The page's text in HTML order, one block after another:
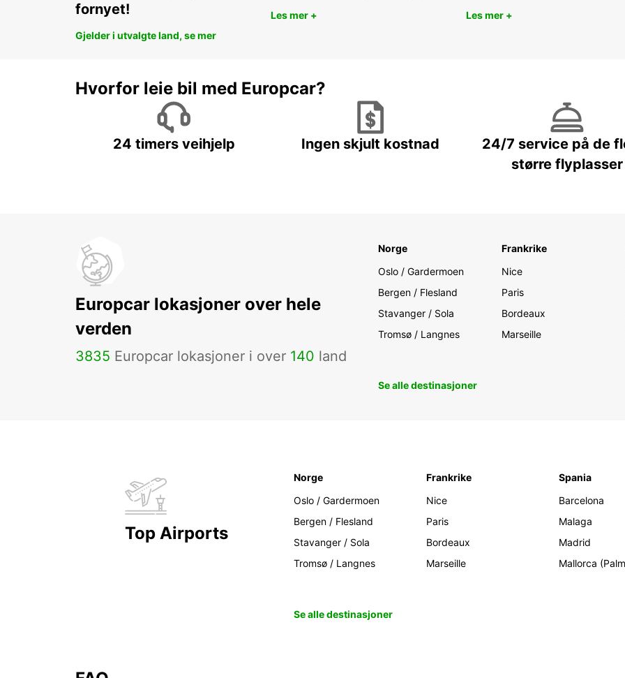
fornyet!
Gjelder i utvalgte land, se mer
Les mer + Les mer +
Hvorfor leie bil med Europcar?
24 timers veihjelp Ingen skjult kostnad
24/7 service på de
større flyplasser
Europcar lokasjoner over hele
verden
3835 Europcar lokasjoner i over 140 land
Norge
Oslo / Gardermoen
Bergen / Flesland
Stavanger / Sola
Tromsø / Langnes
Frankrike
Nice
Paris
Bordeaux
Marseille
Se alle destinasjoner
Top Airports
Norge
Oslo / Gardermoen
Bergen / Flesland
Stavanger / Sola
Tromsø / Langnes
Frankrike
Nice
Paris
Bordeaux
Marseille
Spania
Barcelona
Malaga
Madrid
Mallorca
Se alle destinasjoner